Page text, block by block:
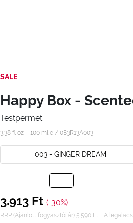
SALE
Happy Box -
Testpermet
3.38 fl oz – 100 ml e / 0B3R13A003
003 - GINGER DREAM
3.913 Ft (-30%)
RRP (Ajánlott fogyasztói ár) 5.590 Ft A